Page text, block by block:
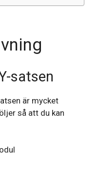
satsen
är mycket
så att du kan